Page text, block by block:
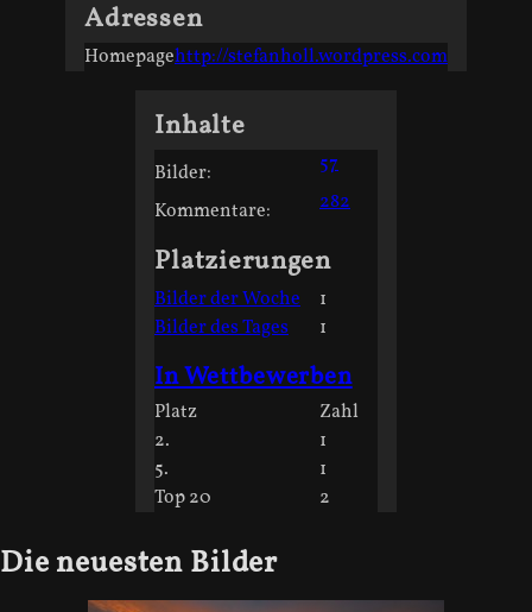
Adressen
Homepagehttp://stefanholl.wordpress.com
Inhalte
Bilder:
57
Kommentare:
282
Platzierungen
Bilder der Woche
1
Bilder des Tages
1
In Wettbewerben
Platz
Zahl
2.
1
5.
1
Top 20
2
Die neuesten Bilder